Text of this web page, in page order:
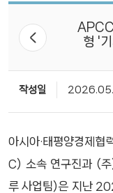
형 '
작성일
아시아·태평양경제
C) 소속 연구진과 (주
루 사업팀)은 지난